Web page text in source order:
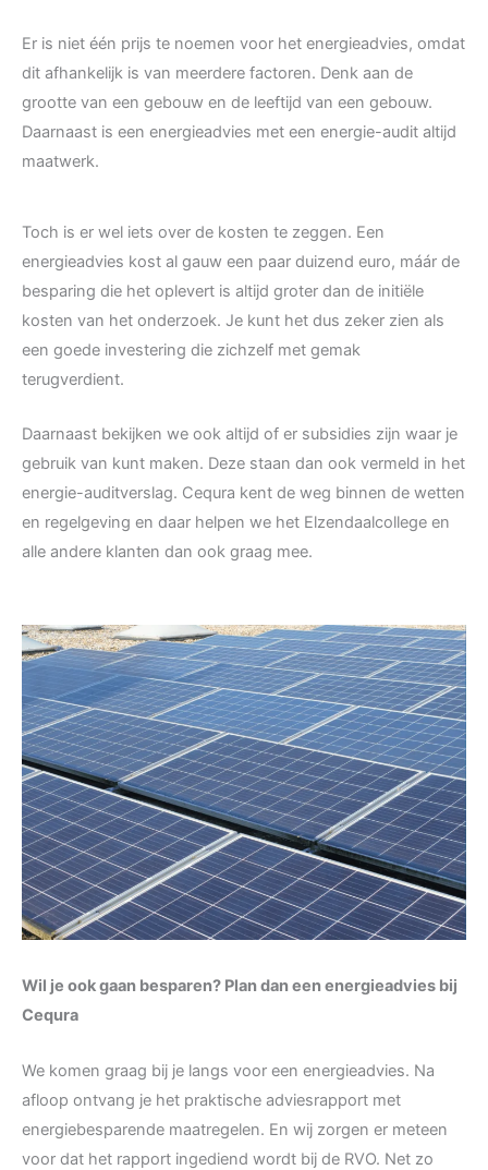
Er is niet één prijs te noemen voor het energieadvies, omdat
dit afhankelijk is van meerdere factoren. Denk aan de
grootte van een gebouw en de leeftijd van een gebouw.
Daarnaast is een energieadvies met een energie-audit altijd
maatwerk.
Toch is er wel iets over de kosten te zeggen. Een
energieadvies kost al gauw een paar duizend euro, máár de
besparing die het oplevert is altijd groter dan de initiële
kosten van het onderzoek. Je kunt het dus zeker zien als
een goede investering die zichzelf met gemak
terugverdient.
Daarnaast bekijken we ook altijd of er subsidies zijn waar je
gebruik van kunt maken. Deze staan dan ook vermeld in het
energie-auditverslag. Cequra kent de weg binnen de wetten
en regelgeving en daar helpen we het Elzendaalcollege en
alle andere klanten dan ook graag mee.
Wil je ook gaan besparen? Plan dan een energieadvies bij
Cequra
We komen graag bij je langs voor een energieadvies. Na
afloop ontvang je het praktische adviesrapport met
energiebesparende maatregelen. En wij zorgen er meteen
voor dat het rapport ingediend wordt bij de RVO. Net zo